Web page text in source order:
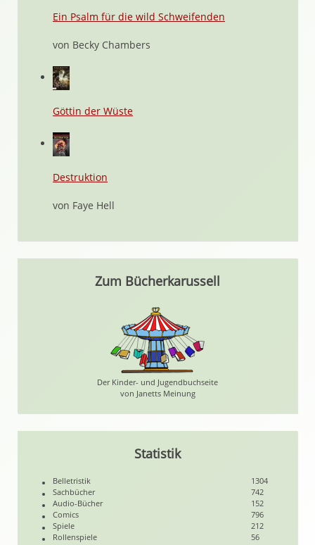
Ein Psalm für die wild Schweifenden
von Becky Chambers
Göttin der Wüste
Destruktion
von Faye Hell
Zum Bücherkarussell
Der Kinder- und Jugendbuchseite
von Janetts Meinung
Statistik
Belletristik
1304
Sachbücher
742
Audio-Bücher
152
Comics
796
Spiele
212
Rollenspiele
56